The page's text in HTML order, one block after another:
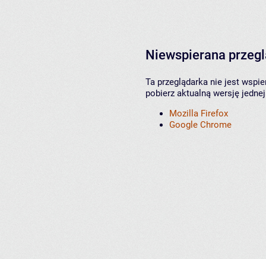
Niewspierana
Ta przeglądarka nie jest
pobierz aktualną wersję
Mozilla Firefox
Google Chrome